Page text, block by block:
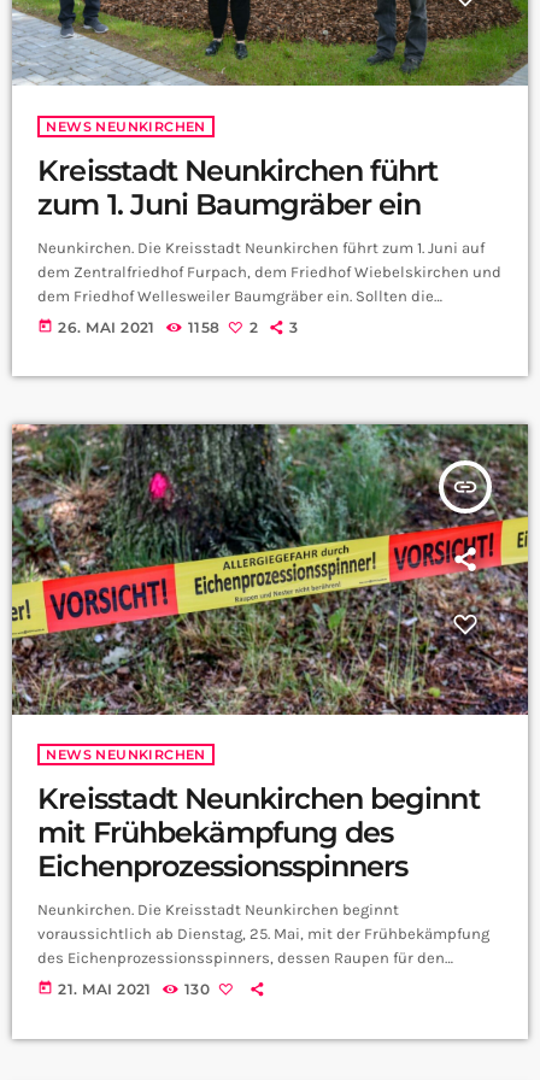
NEWS NEUNKIRCHEN
Kreisstadt Neunkirchen führt
zum 1. Juni Baumgräber ein
Neunkirchen. Die Kreisstadt Neunkirchen führt zum 1. Juni auf
dem Zentralfriedhof Furpach, dem Friedhof Wiebelskirchen und
dem Friedhof Wellesweiler Baumgräber ein. Sollten die
Baumgräber im nächsten halben Jahr angenommen werden,
beschafft. „Das neue Angebot ist ein wichtiger Schritt in […]
today 26. MAI 2021 1158 2 3
insert_link
NEWS NEUNKIRCHEN
Kreisstadt Neunkirchen beginnt
mit Frühbekämpfung des
Eichenprozessionsspinners
Neunkirchen. Die Kreisstadt Neunkirchen beginnt
voraussichtlich ab Dienstag, 25. Mai, mit der Frühbekämpfung
des Eichenprozessionsspinners, dessen Raupen für den
Menschen gefährliche Brennhaare ausbilden. Die Stadt wird
today 21. MAI 2021 130